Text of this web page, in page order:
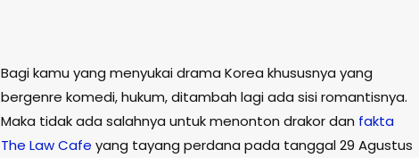
Bagi kamu yang menyukai drama Korea khususnya yang
bergenre komedi, hukum, ditambah lagi ada sisi romantisnya.
Maka tidak ada salahnya untuk menonton drakor dan fakta
The LawCafe yang tayang perdana pada tanggal 29 Agustus